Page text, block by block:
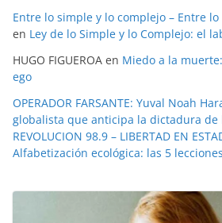
Entre lo simple y lo complejo – Entre
en Ley de lo Simple y lo Complejo: el
HUGO FIGUEROA en Miedo a la
ego
OPERADOR FARSANTE: Yuval Noah
globalista que anticipa la dictadura de
REVOLUCION 98.9 – LIBERTAD EN
Alfabetización ecológica: las 5